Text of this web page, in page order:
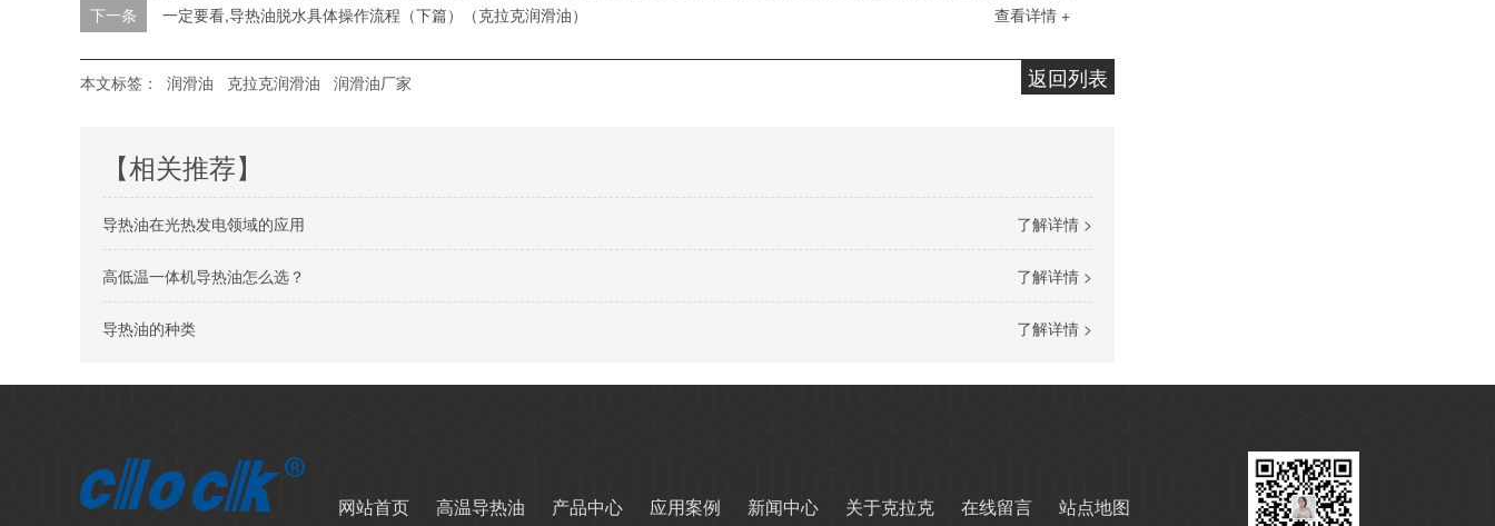
查看详情 +
下一条 一定要看,导热油脱水具体操作流程（下篇）（克拉克润滑油）
返回列表
本文标签： 润滑油 克拉克润滑油 润滑油厂家
【相关推荐】
了解详情 >
导热油在光热发电领域的应用
了解详情 >
高低温一体机导热油怎么选？
了解详情 >
导热油的种类
网站首页 高温导热油 产品中心 应用案例 新闻中心 关于克拉克 在线留言 站点地图